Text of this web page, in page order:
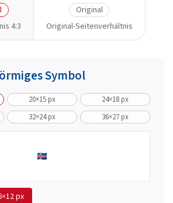
4:3
Original
Original-Seitenverhältnis
Symbol
20×15 px
24×18 px
32×24 px 36×27 px
px